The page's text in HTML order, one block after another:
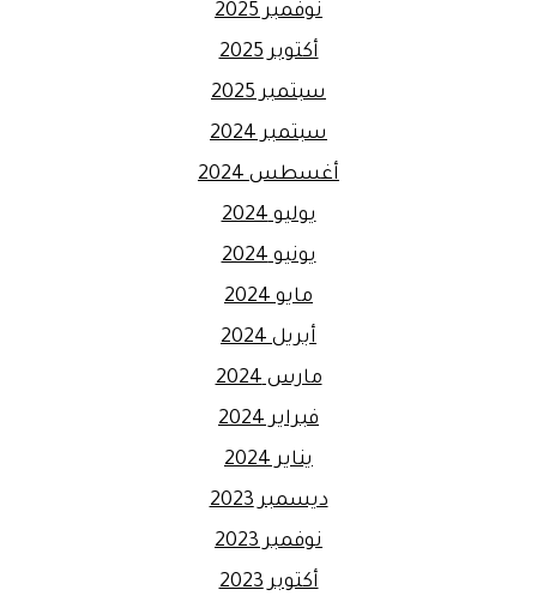
نوفمبر 2025
أكتوبر 2025
سبتمبر 2025
سبتمبر 2024
أغسطس 2024
يوليو 2024
يونيو 2024
مايو 2024
أبريل 2024
مارس 2024
فبراير 2024
يناير 2024
ديسمبر 2023
نوفمبر 2023
أكتوبر 2023